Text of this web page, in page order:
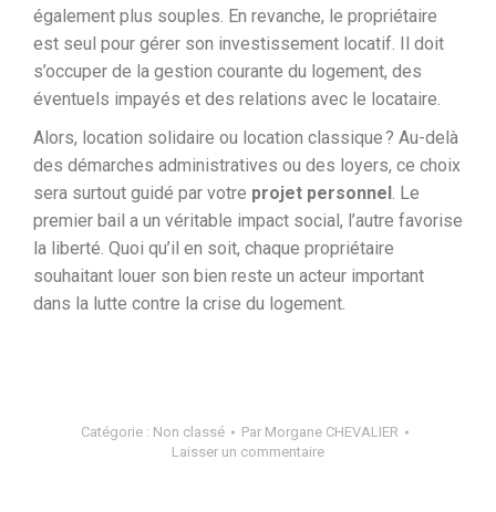
également plus souples. En revanche, le propriétaire
est seul pour gérer son investissement locatif. Il doit
s’occuper de la gestion courante du logement, des
éventuels impayés et des relations avec le locataire.
Alors, location solidaire ou location classique ? Au-delà
des démarches administratives ou des loyers, ce choix
sera surtout guidé par votre projet personnel. Le
premier bail a un véritable impact social, l’autre favorise
la liberté. Quoi qu’il en soit, chaque propriétaire
souhaitant louer son bien reste un acteur important
dans la lutte contre la crise du logement.
Catégorie : Non classé Par Morgane CHEVALIER
Laisser un commentaire